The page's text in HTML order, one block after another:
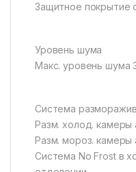
Защитное покрытие
Уровень шума
Макс. уровень шума
Система
Разм. холод. камеры
Разм. мороз. камеры
Система No Frost в